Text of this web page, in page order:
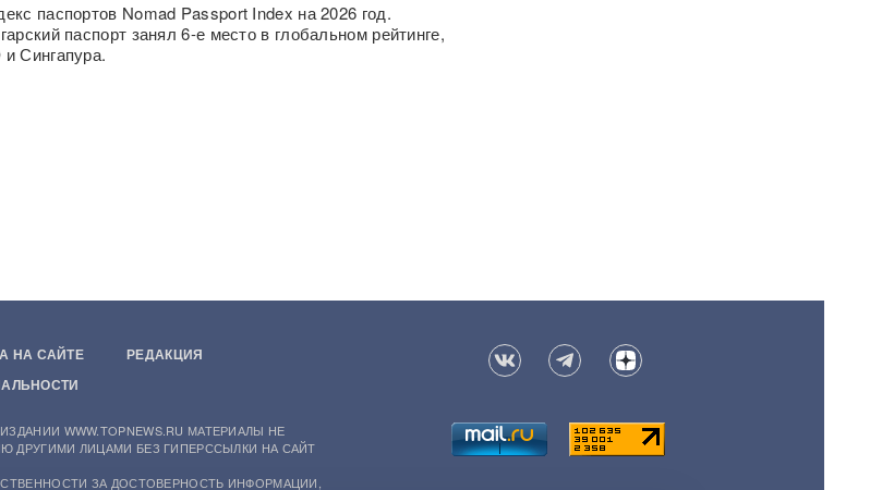
паспортов Nomad Passport Index на 2026 год.
паспорт занял 6-е место в глобальном рейтинге,
Сингапура.
НА САЙТЕ
РЕДАКЦИЯ
WWW.TOPNEWS.RU МАТЕРИАЛЫ НЕ
ДРУГИМИ ЛИЦАМИ БЕЗ ГИПЕРССЫЛКИ НА САЙТ
ЗА ДОСТОВЕРНОСТЬ ИНФОРМАЦИИ,